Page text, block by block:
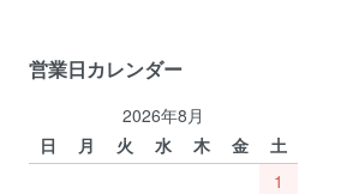
営業日カレンダー
2026年8月
日
月 火 水 木 金
土
1